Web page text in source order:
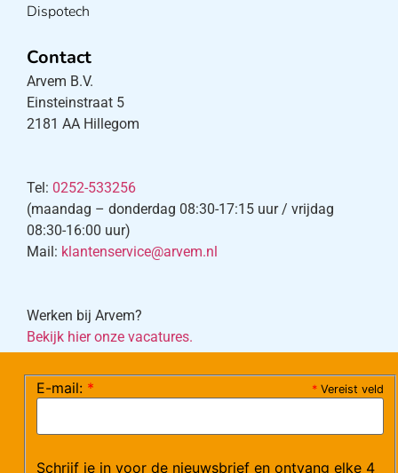
Dispotech
Contact
Arvem B.V.
Einsteinstraat 5
2181 AA Hillegom
Tel: 0252-533256
(maandag – donderdag 08:30-17:15 uur / vrijdag
08:30-16:00 uur)
Mail: klantenservice@arvem.nl
Werken bij Arvem?
Bekijk hier onze vacatures.
* Vereist veld
E-mail: *
Schrijf je in voor de nieuwsbrief en ontvang elke 4